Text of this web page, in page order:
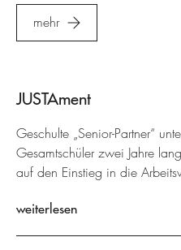
mehr
JUSTAment
Geschulte „Senior-Partner“
Gesamtschüler zwei Jahre
auf den Einstieg in die
weiterlesen